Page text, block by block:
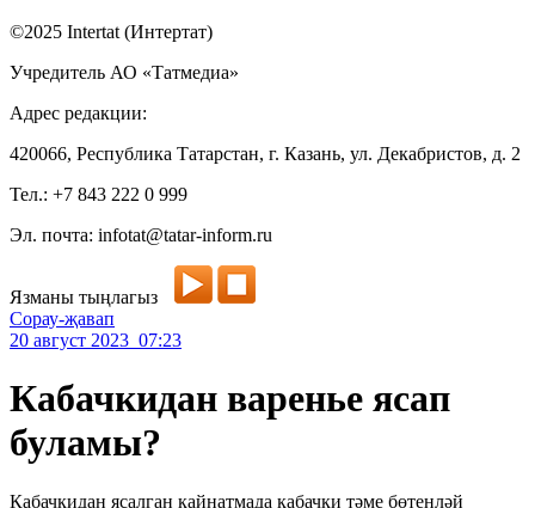
©2025 Intertat (Интертат)
Учредитель АО «Татмедиа»
Адрес редакции:
420066, Республика Татарстан, г. Казань, ул. Декабристов, д. 2
Тел.: +7 843 222 0 999
Эл. почта: infotat@tatar-inform.ru
Язманы тыңлагыз
Сорау-җавап
20 август 2023 07:23
Кабачкидан варенье ясап
буламы?
Кабачкидан ясалган кайнатмада кабачки тәме бөтенләй